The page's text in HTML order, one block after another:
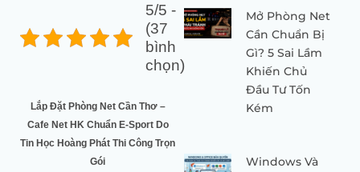
5/5 -
(37
bình
chọn)
Lắp Đặt Phòng Net Cần Thơ –
Cafe Net HK Chuẩn E-Sport Do
Tin Học Hoàng Phát Thi Công Trọn
Gói
Mở Phòng Net
Cần Chuẩn Bị
Gì? 5 Sai Lầm
Khiến Chủ
Đầu Tư Tốn
Kém
Windows Và